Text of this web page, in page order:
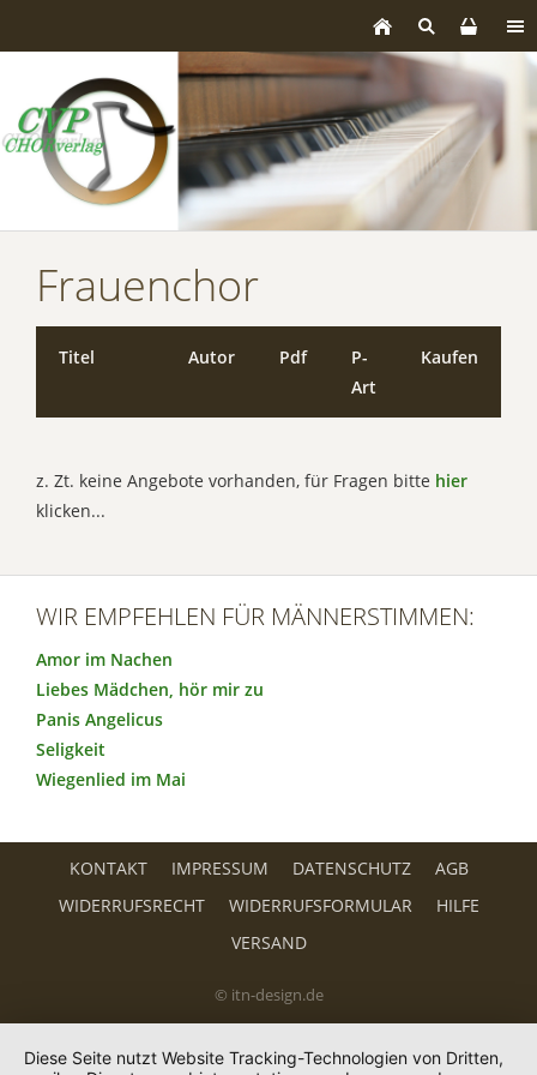
Frauenchor
Titel Autor Pdf
P-
Art
Kaufen
z. Zt. keine Angebote vorhanden, für Fragen bitte hier
klicken...
WIR EMPFEHLEN FÜR MÄNNERSTIMMEN:
Amor im Nachen
Liebes Mädchen, hör mir zu
Panis Angelicus
Seligkeit
Wiegenlied im Mai
KONTAKT IMPRESSUM DATENSCHUTZ
AGB
WIDERRUFSRECHT
WIDERRUFSFORMULAR
HILFE
VERSAND
© itn-design.de
Diese Seite nutzt Website Tracking-Technologien von Dritten,